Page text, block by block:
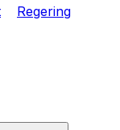
Regering